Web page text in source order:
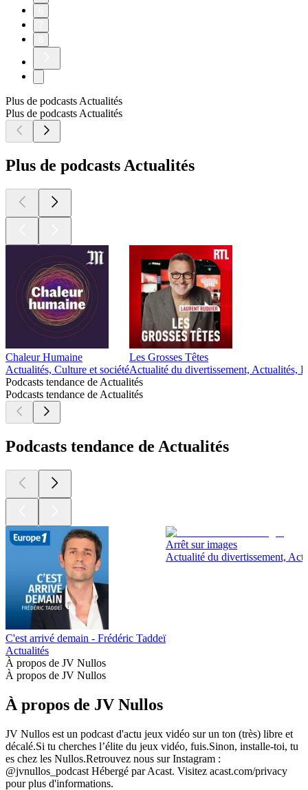
Plus de podcasts Actualités
Plus de podcasts Actualités
Plus de podcasts Actualités
Chaleur Humaine
Actualités, Culture et société
Les Grosses Têtes
Actualité du divertissement, Actualités,
Podcasts tendance de Actualités
Podcasts tendance de Actualités
Podcasts tendance de Actualités
C'est arrivé demain - Frédéric Taddeï
Actualités
Arrêt sur images
Actualité du divertissement,
À propos de JV Nullos
À propos de JV Nullos
À propos de JV Nullos
JV Nullos est un podcast d'actu jeux vidéo sur un ton (très) libre et
décalé.Si tu cherches l’élite du jeux vidéo, fuis.Sinon, installe-toi, tu
es chez les Nullos.Retrouvez nous sur Instagram :
@jvnullos_podcast Hébergé par Acast. Visitez acast.com/privacy
pour plus d'informations.